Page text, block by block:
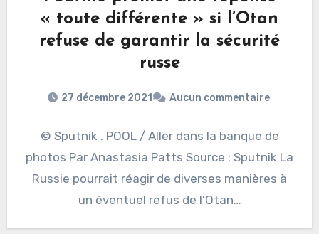
« toute différente » si l’Otan
refuse de garantir la sécurité
russe
27 décembre 2021 Aucun commentaire
© Sputnik . POOL / Aller dans la banque de
photos Par Anastasia Patts Source : Sputnik La
Russie pourrait réagir de diverses manières à
un éventuel refus de l’Otan…